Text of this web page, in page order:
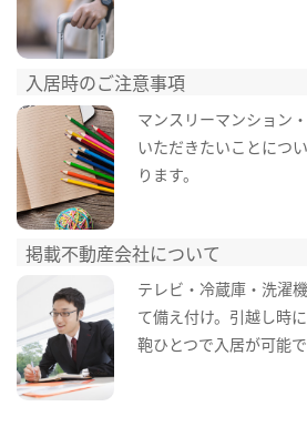
入居時のご注意事項
マンスリーマンション
いただきたいことにつ
ります。
掲載不動産会社について
テレビ・冷蔵庫・洗濯
て備え付け。引越し時
鞄ひとつで入居が可能で